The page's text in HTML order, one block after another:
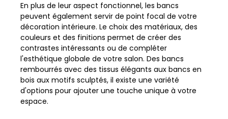
En plus de leur aspect fonctionnel, les bancs
peuvent également servir de point focal de votre
décoration intérieure. Le choix des matériaux, des
couleurs et des finitions permet de créer des
contrastes intéressants ou de compléter
l'esthétique globale de votre salon. Des bancs
rembourrés avec des tissus élégants aux bancs en
bois aux motifs sculptés, il existe une variété
d'options pour ajouter une touche unique à votre
espace.